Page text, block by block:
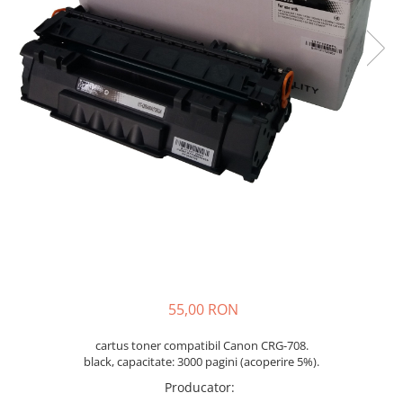
55,00 RON
cartus toner compatibil Canon CRG-708.
black, capacitate: 3000 pagini (acoperire 5%).
Producator: